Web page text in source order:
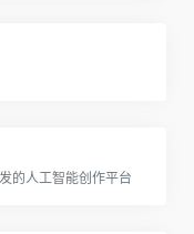
的人工智能创作平台